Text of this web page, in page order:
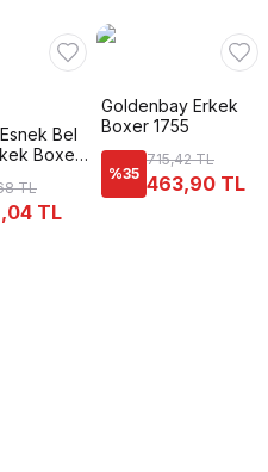
Bel
Boxer
TL
TL
Goldenbay Erkek
Boxer 1755
%35
715,42 TL
463,90 TL